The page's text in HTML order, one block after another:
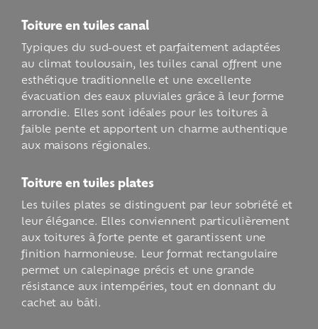
Toiture en tuiles canal
Typiques du sud-ouest et parfaitement adaptées
au climat toulousain, les tuiles canal offrent une
esthétique traditionnelle et une excellente
évacuation des eaux pluviales grâce à leur forme
arrondie. Elles sont idéales pour les toitures à
faible pente et apportent un charme authentique
aux maisons régionales.
Toiture en tuiles plates
Les tuiles plates se distinguent par leur sobriété et
leur élégance. Elles conviennent particulièrement
aux toitures à forte pente et garantissent une
finition harmonieuse. Leur format rectangulaire
permet un calepinage précis et une grande
résistance aux intempéries, tout en donnant du
cachet au bâti.